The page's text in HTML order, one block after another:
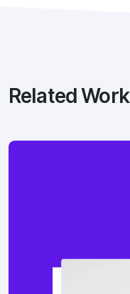
Related Work